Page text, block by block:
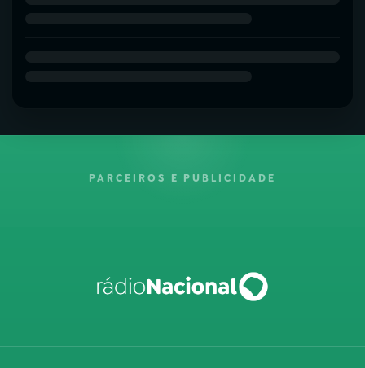
PARCEIROS E PUBLICIDADE